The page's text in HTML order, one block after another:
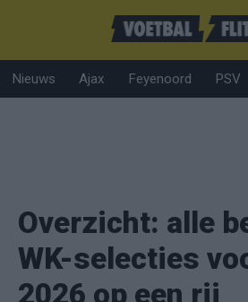
Nieuws Ajax Feyenoord PSV
Overzicht: alle
WK-selecties
2026 op een rij